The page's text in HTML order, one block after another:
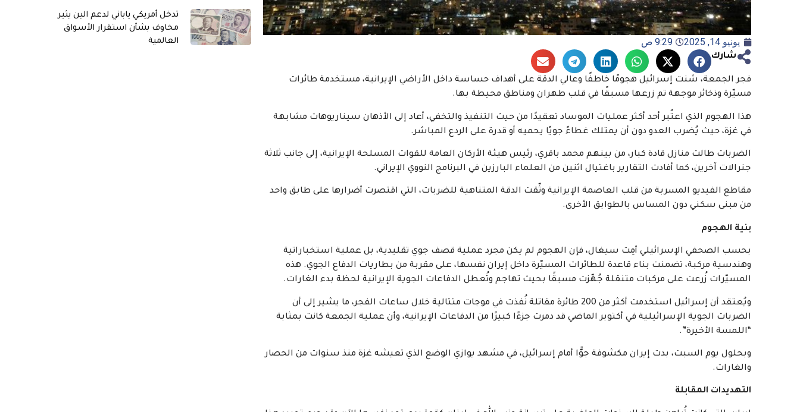
يونيو 14, 2025 9:29 ص
شارك
فجر الجمعة، شنت إسرائيل هجومًا خاطفًا وعالي الدقة على أهداف حساسة داخل الأراضي الإيرانية، مستخدمة طائرات
مسيّرة وذخائر موجهة تم زرعها مسبقًا في قلب طهران ومناطق محيطة بها.
هذا الهجوم الذي اعتُبر أحد أكثر عمليات الموساد تعقيدًا من حيث التنفيذ والتخفي، أعاد إلى الأذهان سيناريوهات مشابهة
في غزة، حيث يُضرب العدو دون أن يمتلك غطاءً جويًا يحميه أو قدرة على الردع المباشر.
الضربات طالت منازل قادة كبار، من بينهم محمد باقري، رئيس هيئة الأركان العامة للقوات المسلحة الإيرانية، إلى جانب ثلاثة
جنرالات آخرين، كما أفادت التقارير باغتيال اثنين من العلماء البارزين في البرنامج النووي الإيراني.
مقاطع الفيديو المسربة من قلب العاصمة الإيرانية وثّقت الدقة المتناهية للضربات، التي اقتصرت أضرارها على طابق واحد
من مبنى سكني دون المساس بالطوابق الأخرى.
بنية الهجوم
بحسب الصحفي الإسرائيلي أمِت سيغال، فإن الهجوم لم يكن مجرد عملية قصف جوي تقليدية، بل عملية استخباراتية
وهندسية مركبة، تضمنت بناء قاعدة للطائرات المسيّرة داخل إيران نفسها، على مقربة من بطاريات الدفاع الجوي. هذه
المسيّرات زُرعت على مركبات متنقلة جُهّزت مسبقًا بحيث تهاجم وتُعطل الدفاعات الجوية الإيرانية لحظة بدء الغارات.
ويُعتقد أن إسرائيل استخدمت أكثر من 200 طائرة مقاتلة نُفذت في موجات متتالية خلال ساعات الفجر، ما يشير إلى أن
الضربات الجوية الإسرائيلية في أكتوبر الماضي قد دمرت جزءًا كبيرًا من الدفاعات الإيرانية، وأن عملية الجمعة كانت بمثابة
“اللمسة الأخيرة”.
وبحلول يوم السبت، بدت إيران مكشوفة جوًّا أمام إسرائيل، في مشهد يوازي الوضع الذي تعيشه غزة منذ سنوات من الحصار
والغارات.
التهديدات المقابلة
تدخل أمريكي ياباني لدعم الين يثير
مخاوف بشأن استقرار الأسواق
العالمية